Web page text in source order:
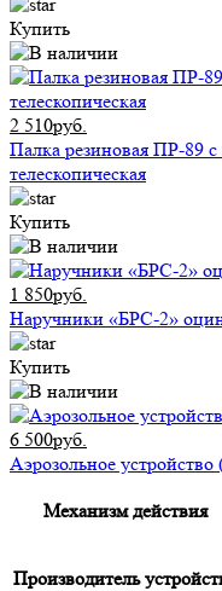
Купить
2 510руб.
Палка резиновая ПР-89 с
телескопическая
Купить
1 850руб.
Наручники «БРС-2»
Купить
6 500руб.
Аэрозольное
Механизм действия
Производитель